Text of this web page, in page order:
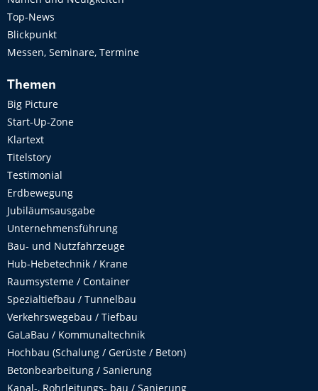
Top-News
Blickpunkt
Messen, Seminare, Termine
Themen
Big Picture
Start-Up-Zone
Klartext
Titelstory
Testimonial
Erdbewegung
Jubiläumsausgabe
Unternehmensführung
Bau- und Nutzfahrzeuge
Hub-Hebetechnik / Krane
Raumsysteme / Container
Spezialtiefbau / Tunnelbau
Verkehrswegebau / Tiefbau
GaLaBau / Kommunaltechnik
Hochbau (Schalung / Gerüste / Beton)
Betonbearbeitung / Sanierung
Kanal-, Rohrleitungs- bau / Sanierung